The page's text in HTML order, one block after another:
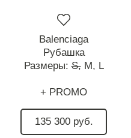
Balenciaga
Рубашка
Размеры:S, M, L
+ PROMO
135 300 руб.